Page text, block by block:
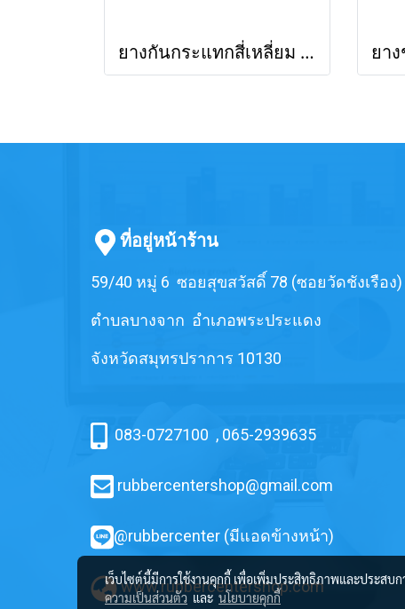
ยางกันกระแทกสี่เหลี่ยม สีดำ
ที่อยู่หน้าร้าน
59/40 หมู่ 6 ซอยสุขสวัสดิ์ 78 (ซอยวัดชังเรือง)
ตำบลบางจาก อำเภอพระประแดง
จังหวัดสมุทรปราการ 10130
083-0727100 , 065-2939635
rubbercentershop@gmail.com
@rubbercenter (มีแอดข้างหน้า)
www.rubbercentershop.com
เว็บไซต์นี้มีการใช้งานคุกกี้ เพื่อเพิ่มประสิทธิภาพและประสบ
ความเป็นส่วนตัวและ นโยบายคุกกี้